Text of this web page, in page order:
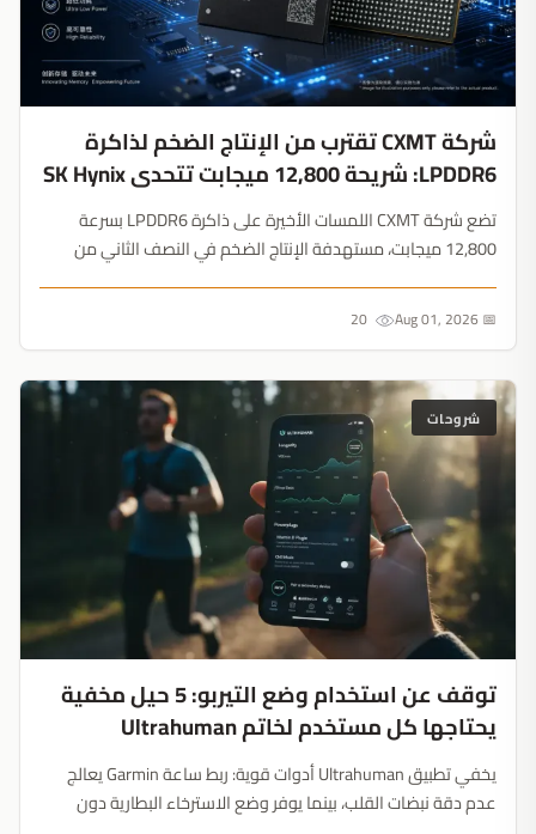
شركة CXMT تقترب من الإنتاج الضخم لذاكرة
LPDDR6: شريحة 12,800 ميجابت تتحدى SK Hynix
تضع شركة CXMT اللمسات الأخيرة على ذاكرة LPDDR6 بسرعة
12,800 ميجابت، مستهدفة الإنتاج الضخم في النصف الثاني من
رسم خريطة أشباه الموصلات....📅 Aug 01, 2026
شروحات
توقف عن استخدام وضع التيربو: 5 حيل مخفية
يحتاجها كل مستخدم لخاتم Ultrahuman
يخفي تطبيق Ultrahuman أدوات قوية: ربط ساعة Garmin يعالج
عدم دقة نبضات القلب، بينما يوفر وضع الاسترخاء البطارية دون